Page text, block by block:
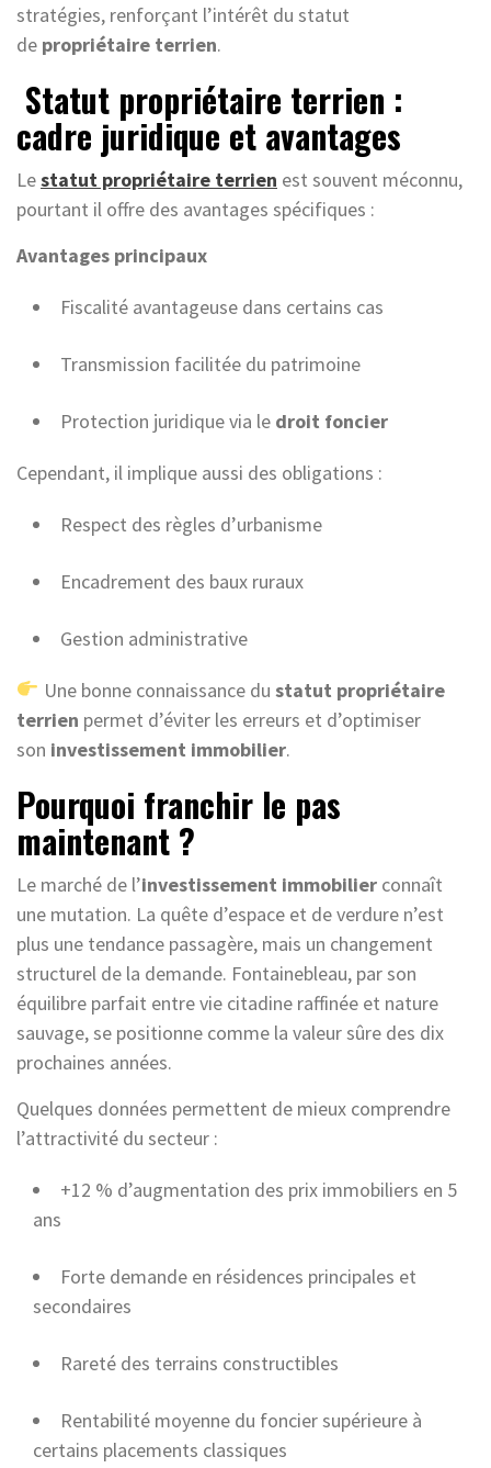
stratégies, renforçant l’intérêt du statut
de propriétaire terrien.
Statut propriétaire terrien :
cadre juridique et avantages
Lestatut propriétaire terrien est souvent méconnu,
pourtant il offre des avantages spécifiques :
Avantages principaux
Fiscalité avantageuse dans certains cas
Transmission facilitée du patrimoine
Protection juridique via le droit foncier
Cependant, il implique aussi des obligations :
Respect des règles d’urbanisme
Encadrement des baux ruraux
Gestion administrative
Une bonne connaissance du statut propriétaire
terrien permet d’éviter les erreurs et d’optimiser
son investissement immobilier.
Pourquoi franchir le pas
maintenant ?
Le marché de l’investissement immobilier connaît
une mutation. La quête d’espace et de verdure n’est
plus une tendance passagère, mais un changement
structurel de la demande. Fontainebleau, par son
équilibre parfait entre vie citadine raffinée et nature
sauvage, se positionne comme la valeur sûre des dix
prochaines années.
Quelques données permettent de mieux comprendre
l’attractivité du secteur :
+12 % d’augmentation des prix immobiliers en 5
ans
Forte demande en résidences principales et
secondaires
Rareté des terrains constructibles
Rentabilité moyenne du foncier supérieure à
certains placements classiques